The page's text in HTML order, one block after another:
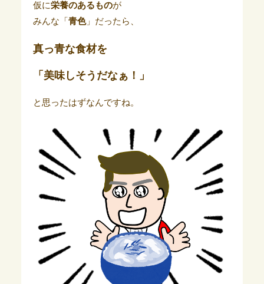
仮に栄養のあるものが
みんな「 青色」だったら、
真っ青な食材を
「美味しそうだなぁ！」
と思ったはずなんですね。